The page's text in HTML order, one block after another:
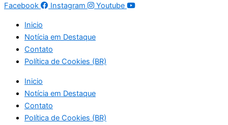
Facebook
Instagram Youtube
Inicio
Notícia em Destaque
Contato
Política de Cookies (BR)
Inicio
Notícia em Destaque
Contato
Política de Cookies (BR)